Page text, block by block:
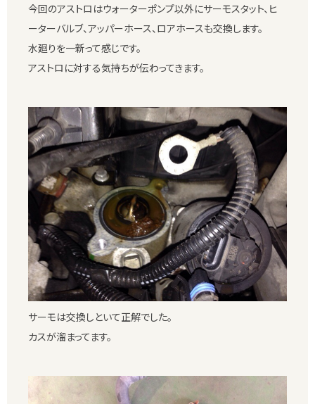
今回のアストロはウォーターポンプ以外にサーモスタット、ヒ
ーターバルブ、アッパーホース、ロアホースも交換します。
水廻りを一新って感じです。
アストロに対する気持ちが伝わってきます。
サーモは交換しといて正解でした。
カスが溜まってます。